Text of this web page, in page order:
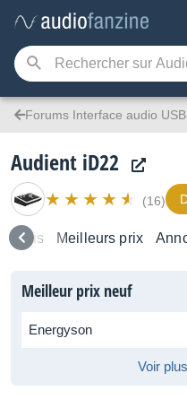
Forums Interface audio USB
Audient iD22
(16)
Avis Meilleurs prix
Meilleur prix neuf
Energyson
Voir